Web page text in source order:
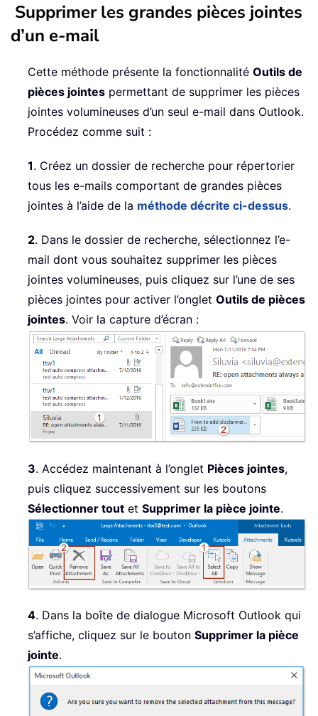
Supprimer les grandes pièces jointes
d’un e-mail
Cette méthode présente la fonctionnalité Outils de
pièces jointes permettant de supprimer les pièces
jointes volumineuses d’un seul e-mail dans Outlook.
Procédez comme suit :
1. Créez un dossier de recherche pour répertorier
tous les e-mails comportant de grandes pièces
jointes à l’aide de la méthode décrite ci-dessus.
2. Dans le dossier de recherche, sélectionnez l’e-
mail dont vous souhaitez supprimer les pièces
jointes volumineuses, puis cliquez sur l’une de ses
pièces jointes pour activer l’onglet Outils de pièces
jointes. Voir la capture d’écran :
3. Accédez maintenant à l’onglet Pièces jointes,
puis cliquez successivement sur les boutons
Sélectionner tout et Supprimer la pièce jointe.
4. Dans la boîte de dialogue Microsoft Outlook qui
s’affiche, cliquez sur le bouton Supprimer la pièce
jointe.